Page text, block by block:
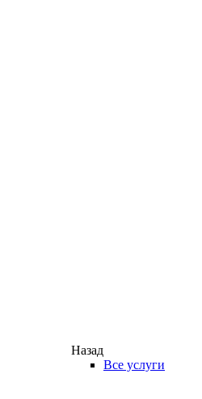
Назад
Все услуги